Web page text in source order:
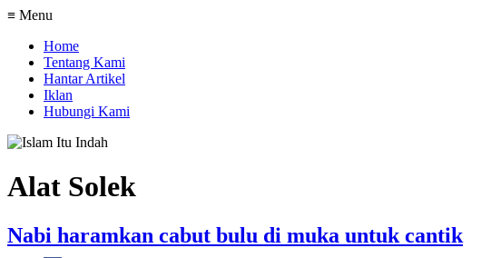
≡ Menu
Home
Tentang Kami
Hantar Artikel
Iklan
Hubungi Kami
Alat Solek
Nabi haramkan cabut bulu di muka untuk cantik